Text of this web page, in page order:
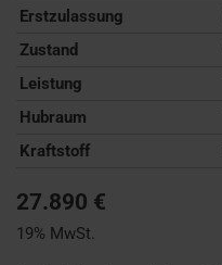
Erstzulassung
Zustand
Leistung
Hubraum
Kraftstoff
27.890 €
19% MwSt.